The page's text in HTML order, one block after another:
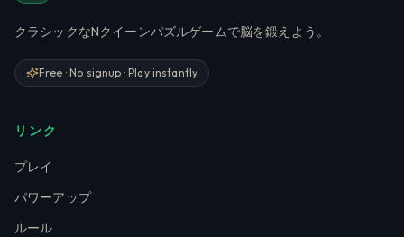
クラシックなNクイーンパズルゲームで脳を鍛えよう。
Free · No signup · Play instantly
リンク
プレイ
パワーアップ
ルール